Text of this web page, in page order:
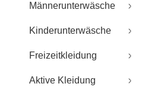
Männerunterwäsche
Kinderunterwäsche
Freizeitkleidung
Aktive Kleidung